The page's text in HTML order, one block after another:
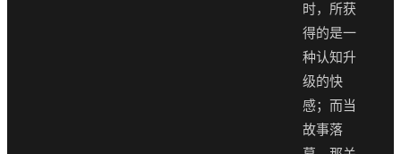
时，所获
得的是一
种认知升
级的快
感；而当
故事落